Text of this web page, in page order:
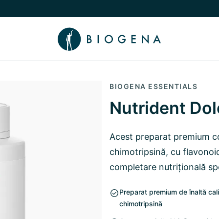
Comutare submeniu Cunoaștere
BIOGENA ESSENTIALS
Nutrident
Acest preparat premium
chimotripsină, cu
completare nutrițională
Preparat premium de înaltă
chimotripsină